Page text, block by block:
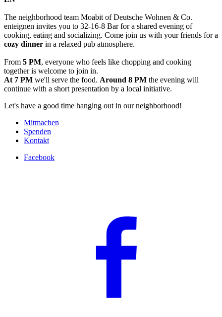
The neighborhood team Moabit of Deutsche Wohnen & Co.
enteignen invites you to 32-16-8 Bar for a shared evening of
cooking, eating and socializing. Come join us with your friends for a
cozy dinner in a relaxed pub atmosphere.
From 5 PM, everyone who feels like chopping and cooking
together is welcome to join in.
At 7 PM we'll serve the food. Around 8 PM the evening will
continue with a short presentation by a local initiative.
Let's have a good time hanging out in our neighborhood!
Mitmachen
Spenden
Kontakt
Facebook